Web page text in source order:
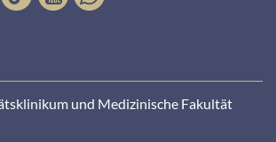
und Medizinische Fakultät